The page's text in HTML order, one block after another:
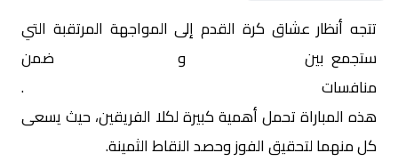
تتجه أنظار عشاق كرة القدم إلى المواجهة المرتقبة التي
ستجمع بين
واستراليا تحت 23
ضمن
منافسات
.
هذه المباراة تحمل أهمية كبيرة لكلا الفريقين، حيث يسعى
كل منهما لتحقيق الفوز وحصد النقاط الثمينة.